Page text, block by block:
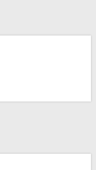
ンして
題！
習にも！